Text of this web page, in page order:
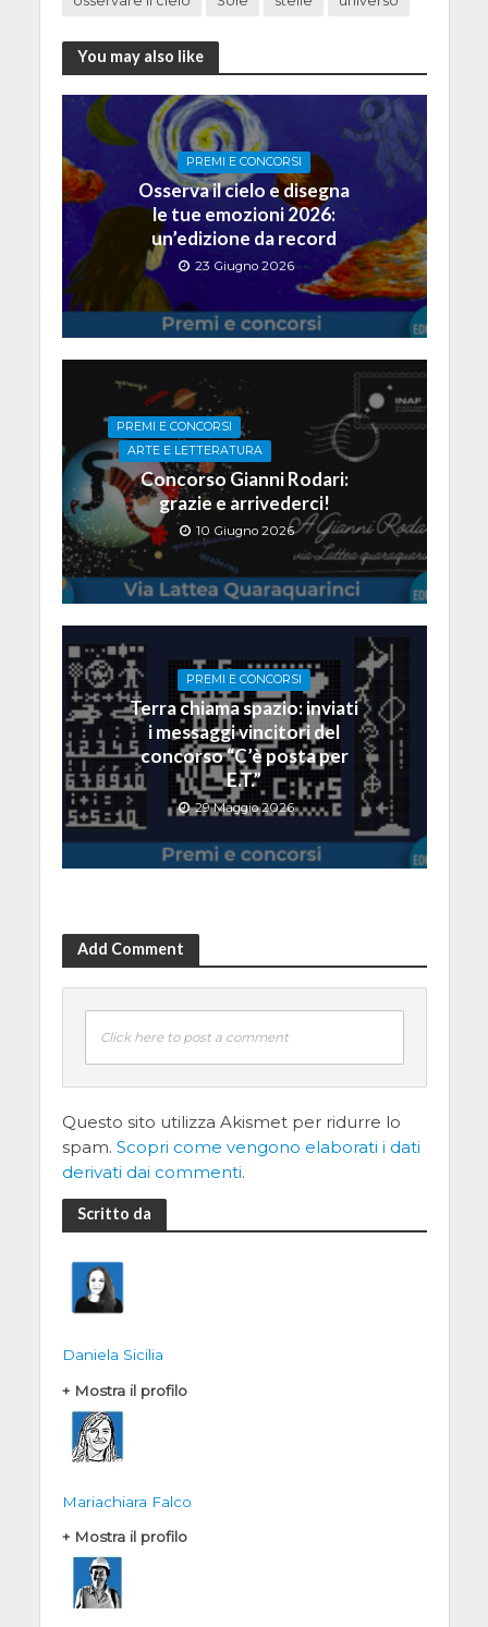
You may also like
PREMI E CONCORSI
Osserva il cielo e disegna
le tue emozioni 2026:
un’edizione da record
23 Giugno 2026
PREMI E CONCORSI
ARTE E LETTERATURA
Concorso Gianni Rodari:
grazie e arrivederci!
10 Giugno 2026
PREMI E CONCORSI
Terra chiama spazio: inviati
i messaggi vincitori del
concorso “C’è posta per
E.T.”
29 Maggio 2026
Add Comment
Click here to post a comment
Questo sito utilizza Akismet per ridurre lo
spam. Scopri come vengono elaborati i dati
derivati dai commenti.
Scritto da
Daniela Sicilia
+ Mostra il profilo
Mariachiara Falco
+ Mostra il profilo